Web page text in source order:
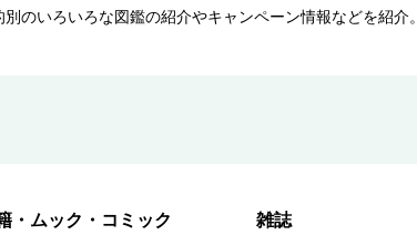
のいろいろな図鑑の紹介やキャンペーン情報などを紹介。
・ムック・コミック 雑誌